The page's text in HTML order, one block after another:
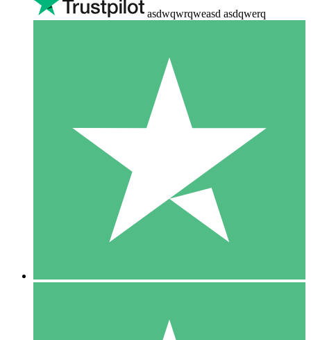
asdwqwrqweasd asdqwerq